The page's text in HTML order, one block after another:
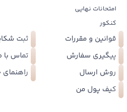
امتحانات نهایی
کنکور
قوانین و مقررات
ثبت
پیگیری سفارش
تماس با
روش ارسال
راهنمای
کیف پول من